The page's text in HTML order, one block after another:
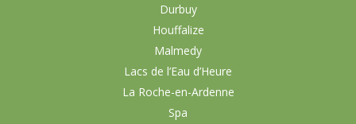
Durbuy
Houffalize
Malmedy
Lacs de l’Eau d’Heure
La Roche-en-Ardenne
Spa